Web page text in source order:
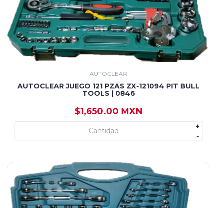
AUTOCLEAR
AUTOCLEAR JUEGO 121 PZAS ZX-121094 PIT BULL
TOOLS | 0846
$1,650.00 MXN
+
-
+ AGREGAR